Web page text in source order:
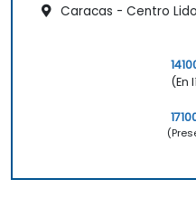
Caracas - Centro Lido
(En